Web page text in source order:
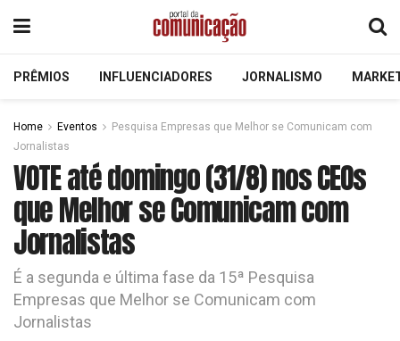
PRÊMIOS INFLUENCIADORES JORNALISMO
Home Eventos
Pesquisa Empresas que Melhor se Comunicam com
Jornalistas
VOTE até domingo (31/8) nos CEOs
que Melhor se Comunicam com
Jornalistas
É a segunda e última fase da 15ª Pesquisa
Empresas que Melhor se Comunicam com
Jornalistas